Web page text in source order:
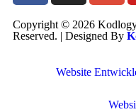
Copyright © 2026
Reserved. | Designed By
Website